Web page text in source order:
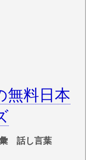
無料日本
話し言葉